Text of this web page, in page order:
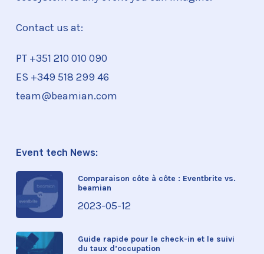
Contact us at:
PT +351 210 010 090
ES +349 518 299 46
team@beamian.com
Event tech News:
Comparaison côte à côte : Eventbrite vs.
beamian
2023-05-12
Guide rapide pour le check-in et le suivi
du taux d’occupation